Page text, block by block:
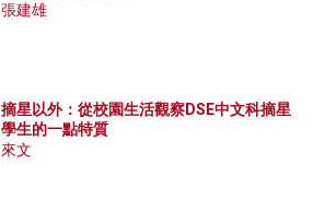
張建雄
摘星以外：從校園生活觀察DSE中文科摘星
學生的一點特質
來文